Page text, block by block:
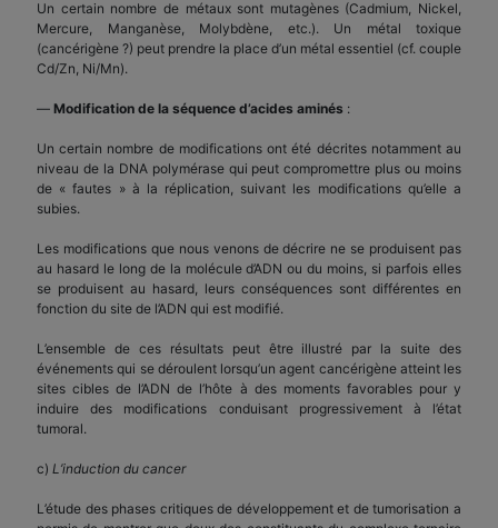
Un certain nombre de métaux sont mutagènes (Cadmium, Nickel,
Mercure, Manganèse, Molybdène, etc.). Un métal toxique
(cancérigène ?) peut prendre la place d’un métal essentiel (cf. couple
Cd/Zn, Ni/Mn).
— Modification de la séquence d’acides aminés :
Un certain nombre de modifications ont été décrites notamment au
niveau de la DNA polymérase qui peut compromettre plus ou moins
de « fautes » à la réplication, suivant les modifications qu’elle a
subies.
Les modifications que nous venons de décrire ne se produisent pas
au hasard le long de la molécule d’ADN ou du moins, si parfois elles
se produisent au hasard, leurs conséquences sont différentes en
fonction du site de l’ADN qui est modifié.
L’ensemble de ces résultats peut être illustré par la suite des
événements qui se déroulent lorsqu’un agent cancérigène atteint les
sites cibles de l’ADN de l’hôte à des moments favorables pour y
induire des modifications conduisant progressivement à l’état
tumoral.
c) L’induction du cancer
L’étude des phases critiques de développement et de tumorisation a